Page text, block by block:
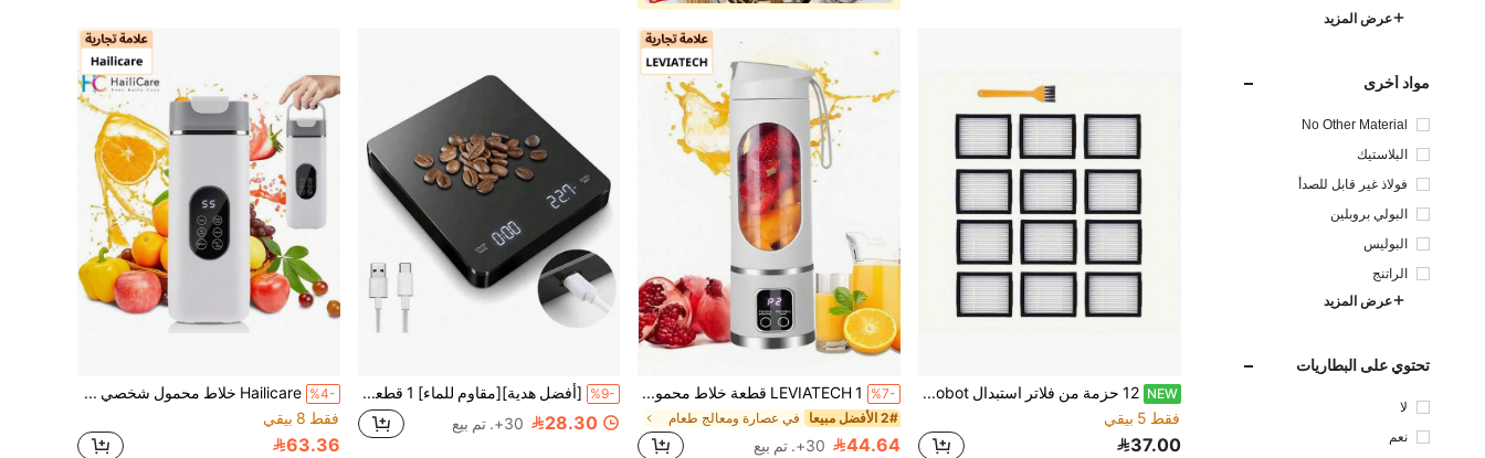
عرض المزيد
مواد أخرى
No Other Material
البلاستيك
فولاذ غير قابل للصدأ
البولي بروبلين
البوليس
الراتنج
عرض المزيد
تحتوي على البطاريات
لا
نعم
NEW
12 حزمة من فلاتر استبدال IRobot، متوافقة مع I1 Series/I3 /II5/IS6 (I7) / I8- سلسلة E5 / E6 /E7 / J7 - فلات بلاستيكية بتصميم مزج لتعزيز قوة الالتصاق، تتوافق مع ملحقات الأرضية.
فقط 5 بيقي
37.00
%7- LEVIATECH 1 قطعة خلاط محمول لاسلكي 450 مل، آلة عصارة كهربائية، خلاط فاكهة صغير قابل للشحن عبر USB مع 12 شفرة وكوب مزدوج، خلاط عصارة متعدد الوظائف لمعالجة الطعام في المطبخ بالمنزل أو في الخارج
2# الأفضل مبيعا في عصارة ومعالج طعام
44.64 30+. تم بيع
%9- [أفضل هدية][مقاوم للماء] 1 قطعة ميزان مطبخ متعدد الوظائف، دقة عالية، ميزان قهوة قابل للشحن عبر Type-C، سعة 3 كجم، مع وظيفة التصفير، 3 وحدات مؤقت: جرام/أونصة/مل، شاشة LED، مناسب لأدوات المطبخ وأدوات الخبز
28.30 30+. تم بيع
%4-
Hailicare خلاط محمول شخصي قابل للشحن عبر USB، 12 شفرة عصارة، 4 أوضاع، شاشة LED رقمية 420 مل، للمنزل والمكتب والجيم والرياضة والخارج
فقط 8 بيقي
63.36